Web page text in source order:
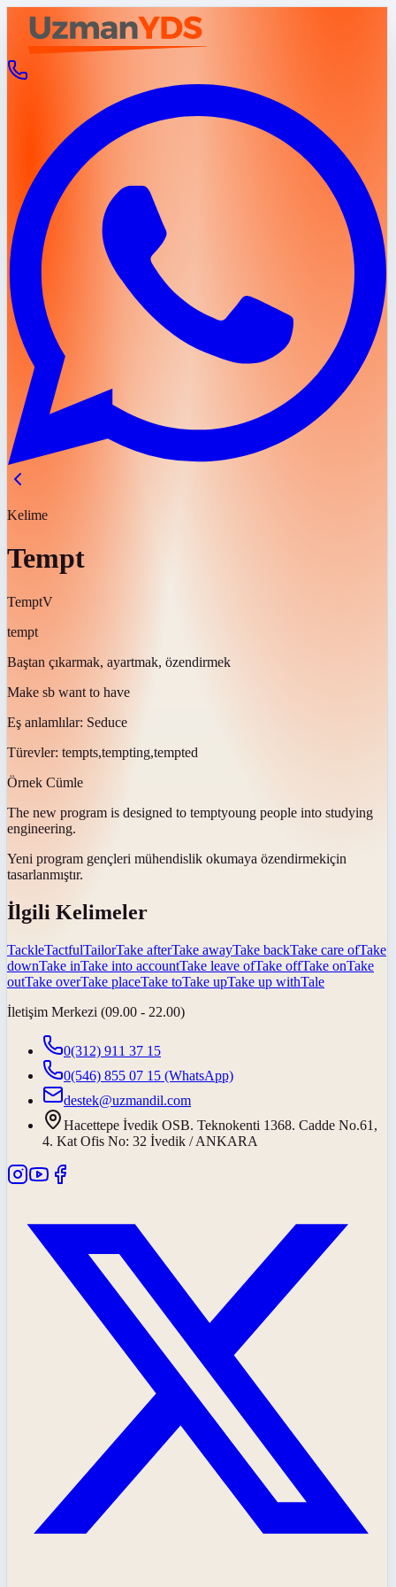
Kelime
Tempt
TemptV
tempt
Baştan çıkarmak, ayartmak, özendirmek
Make sb want to have
Eş anlamlılar: Seduce
Türevler: tempts,tempting,tempted
Örnek Cümle
The new program is designed to temptyoung people into studying
engineering.
Yeni program gençleri mühendislik okumaya özendirmekiçin
tasarlanmıştır.
İlgili Kelimeler
TackleTactfulTailorTake afterTake awayTake backTake care ofTake
downTake inTake into accountTake leave ofTake offTake onTake
outTake overTake placeTake toTake upTake up withTale
İletişim Merkezi (09.00 - 22.00)
0(312) 911 37 15
0(546) 855 07 15 (WhatsApp)
destek@uzmandil.com
Hacettepe İvedik OSB. Teknokenti 1368. Cadde No.61,
4. Kat Ofis No: 32 İvedik / ANKARA